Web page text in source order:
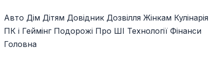
Авто Дім Дітям Довідник Дозвілля Жінкам Кулінарія
ПК і Геймінг Подорожі Про ШІ Технології Фінанси
Головна